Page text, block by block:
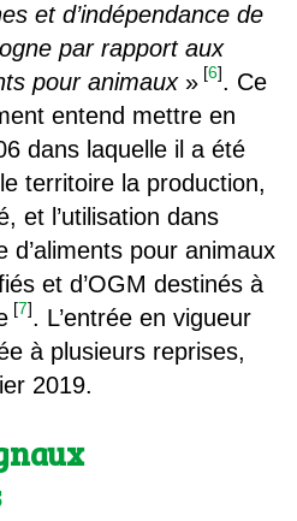
et d’indépendance de
par rapport aux
pour animaux» [6]. Ce
entend mettre en
dans laquelle il a été
territoire la production,
et l’utilisation dans
d’aliments pour animaux
et d’OGM destinés à
[7]. L’entrée en vigueur
à plusieurs reprises,
2019.